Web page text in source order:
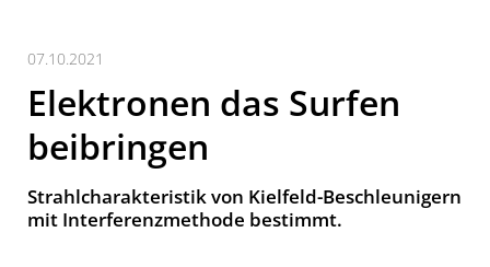
07.10.2021
Elektronen das Surfen
beibringen
Strahlcharakteristik von Kielfeld-Beschleunigern
mit Interferenzmethode bestimmt.